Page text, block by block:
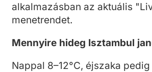
alkalmazásban az aktuális
menetrendet.
Mennyire hideg Isztambul
Nappal 8–12°C, éjszaka pedig